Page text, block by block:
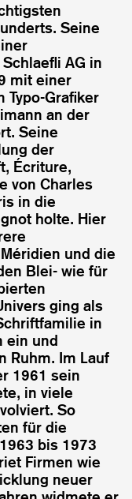
Seine
AG in
mit einer
Typo-Grafiker
an der
Seine
der
Écriture,
von Charles
in die
holte. Hier
und die
Blei- wie für
ging als
in
ein und
Ruhm. Im Lauf
1961 sein
in viele
So
für die
bis 1973
Firmen wie
neuer